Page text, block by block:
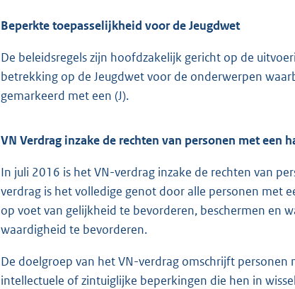
Beperkte toepasselijkheid voor de Jeugdwet
De beleidsregels zijn hoofdzakelijk gericht op de
betrekking op de Jeugdwet voor de onderwerpen
gemarkeerd met een (J).
VN Verdrag inzake de rechten van personen met een
In juli 2016 is het VN-verdrag inzake de rechten van
verdrag is het volledige genot door alle personen met
op voet van gelijkheid te bevorderen, beschermen en
waardigheid te bevorderen.
De doelgroep van het VN-verdrag omschrijft
intellectuele of zintuiglijke beperkingen die hen in